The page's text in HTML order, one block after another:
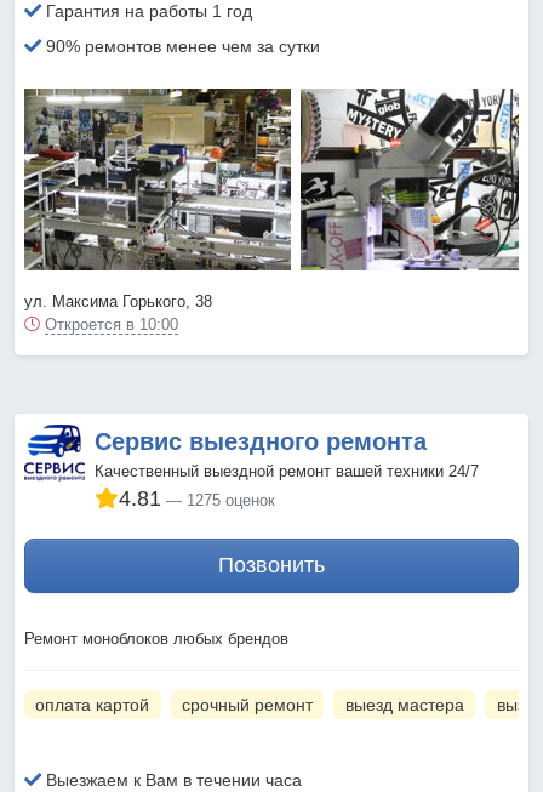
Гарантия на работы 1 год
90% ремонтов менее чем за сутки
ул. Максима Горького, 38
Откроется в 10:00
Сервис выездного ремонта
Качественный выездной ремонт вашей техники 24/7
4.81 1275 оценок
Позвонить
Ремонт моноблоков любых брендов
оплата картой срочный ремонт выезд мастера
Выезжаем к Вам в течении часа